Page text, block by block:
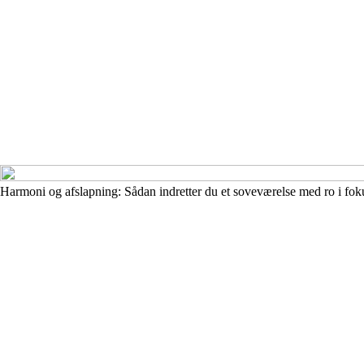
Harmoni og afslapning: Sådan indretter du et soveværelse med ro i